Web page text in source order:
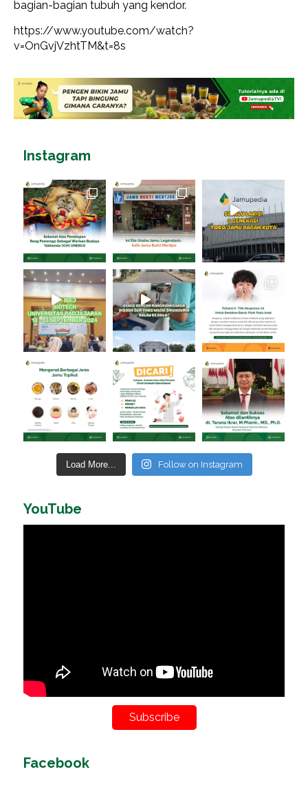
bagian-bagian tubuh yang kendor.
https://www.youtube.com/watch?
v=OnGvjVzhtTM&t=8s
Instagram
Load More... Follow on Instagram
YouTube
Subscribe
Facebook